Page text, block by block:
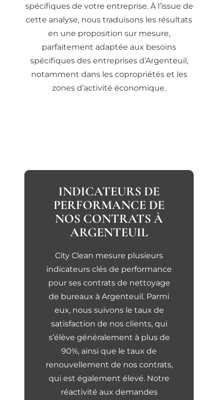
spécifiques de votre entreprise. À l’issue de
cette analyse, nous traduisons les résultats
en une proposition sur mesure,
parfaitement adaptée aux besoins
spécifiques des entreprises d’Argenteuil,
notamment dans les copropriétés et les
zones d’activité économique.
INDICATEURS DE
PERFORMANCE DE
NOS CONTRATS À
ARGENTEUIL
City Clean mesure plusieurs
indicateurs clés de performance
pour ses contrats de nettoyage
de bureaux à Argenteuil. Parmi
eux, nous suivons le taux de
satisfaction de nos clients, qui
s’élève généralement à plus de
90%, ainsi que le taux de
renouvellement de nos contrats,
qui est également élevé. Notre
réactivité aux demandes